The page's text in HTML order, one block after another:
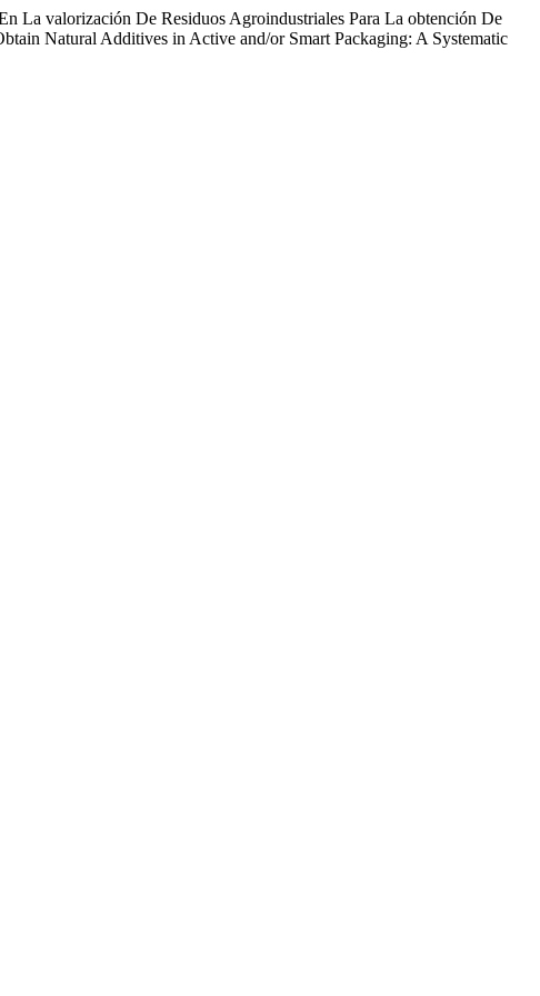
La valorización De Residuos Agroindustriales Para La obtención De
Natural Additives in Active and/or Smart Packaging: A Systematic